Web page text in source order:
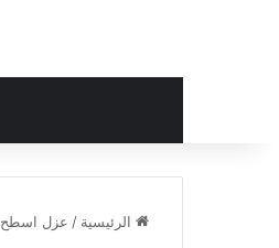
الرئيسية / عزل اسطح